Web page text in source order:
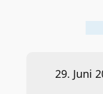
29. Juni